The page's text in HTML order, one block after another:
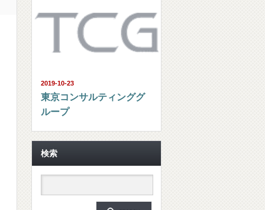
2019-10-23
東京コンサルティンググ
ループ
検索